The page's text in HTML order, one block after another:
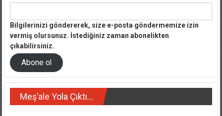
Bilgilerinizi göndererek, size e-posta göndermemize izin
vermiş olursunuz. İstediğiniz zaman abonelikten
çıkabilirsiniz.
Abone ol
Meş’ale Yola Çıktı…